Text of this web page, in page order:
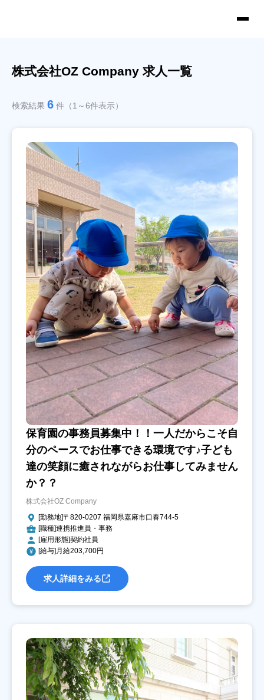
株式会社OZ Company 求人一覧
検索結果 6 件（1～6件表示）
保育園の事務員募集中！！一人だからこそ自
分のペースでお仕事できる環境です♪子ども
達の笑顔に癒されながらお仕事してみません
か？？
株式会社OZ Company
[勤務地]〒820-0207 福岡県嘉麻市口春744-5
[職種]連携推進員・事務
[雇用形態]契約社員
[給与]月給203,700円
求人詳細をみる